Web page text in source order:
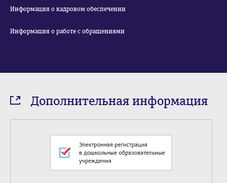
Информация о кадровом обеспечении
Информация о работе с обращениями
Дополнительная информация